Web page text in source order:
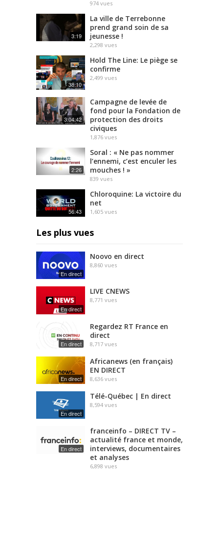
974 vues
3:19
La ville de Terrebonne
prend grand soin de sa
jeunesse !
2,298 vues
38:10
Hold The Line: Le piège se
confirme
2,499 vues
3:04:42
Campagne de levée de
fond pour la Fondation de
protection des droits
civiques
1,876 vues
2:26
Soral : « Ne pas nommer
l’ennemi, c’est enculer les
mouches ! »
839 vues
56:43
Chloroquine: La victoire du
net
1,605 vues
Les plus vues
En direct
Noovo en direct
8,860 vues
En direct
LIVE CNEWS
8,771 vues
En direct
Regardez RT France en
direct
8,717 vues
En direct
Africanews (en français)
EN DIRECT
8,636 vues
En direct
Télé-Québec | En direct
8,594 vues
En direct
franceinfo – DIRECT TV –
actualité france et monde,
interviews, documentaires
et analyses
6,898 vues